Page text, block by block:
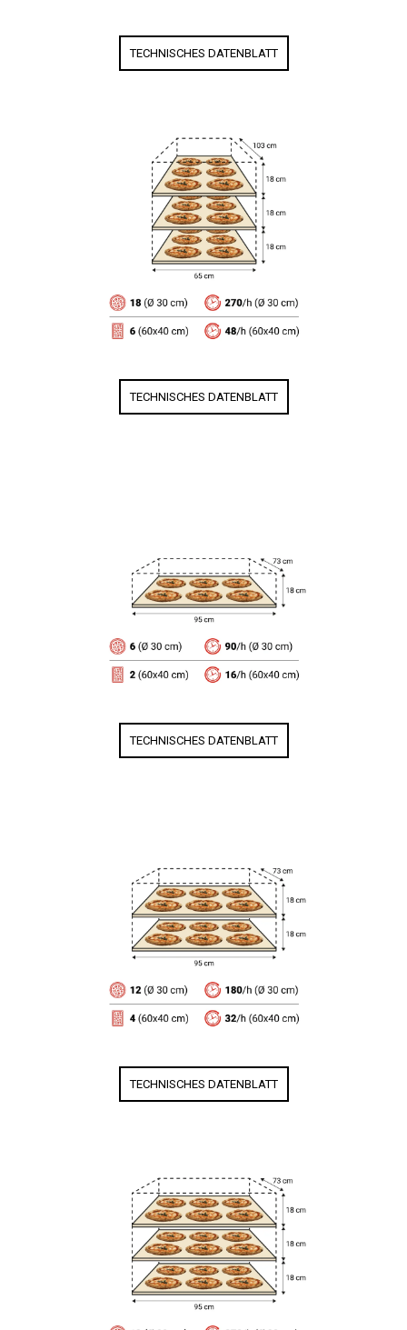
TECHNISCHES DATENBLATT
TECHNISCHES DATENBLATT
TECHNISCHES DATENBLATT
TECHNISCHES DATENBLATT